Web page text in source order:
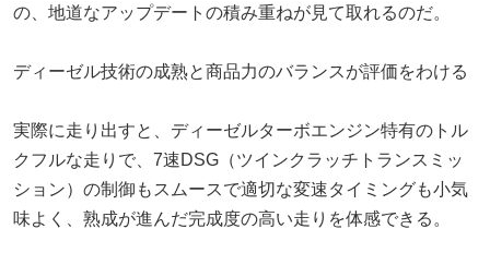
の、地道なアップデートの積み重ねが見て取れるのだ。
ディーゼル技術の成熟と商品力のバランスが評価をわける
実際に走り出すと、ディーゼルターボエンジン特有のトル
クフルな走りで、7速DSG（ツインクラッチトランスミッ
ション）の制御もスムースで適切な変速タイミングも小気
味よく、熟成が進んだ完成度の高い走りを体感できる。